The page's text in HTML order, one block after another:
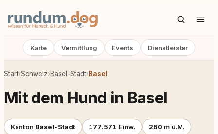
Karte Vermittlung Events Dienstleister
Start›Schweiz›Basel-Stadt›Basel
Mit dem Hund in Basel
Kanton Basel-Stadt 177.571 Einw. 260 m ü.M.